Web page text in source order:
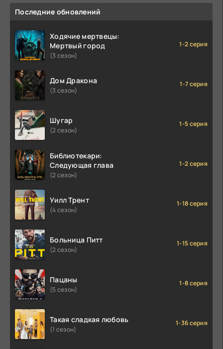
Последние обновлений
Ходячие мертвецы:
Мертвый город
(3 сезон)
1-2 серия
Дом Дракона
(3 сезон)
1-7 серия
Шугар
(2 сезон)
1-5 серия
Библиотекари:
Следующая глава
(2 сезон)
1-2 серия
Уилл Трент
(4 сезон)
1-18 серия
Больница Питт
(2 сезон)
1-15 серия
Пацаны
(5 сезон)
1-8 серия
Такая сладкая любовь
(1 сезон)
1-36 серия